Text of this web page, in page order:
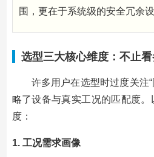
围，更在于系统级的安全冗余设
选型三大核心维度：不止
许多用户在选型时过度关注“
略了设备与真实工况的匹配度
度：
1. 工况需求画像